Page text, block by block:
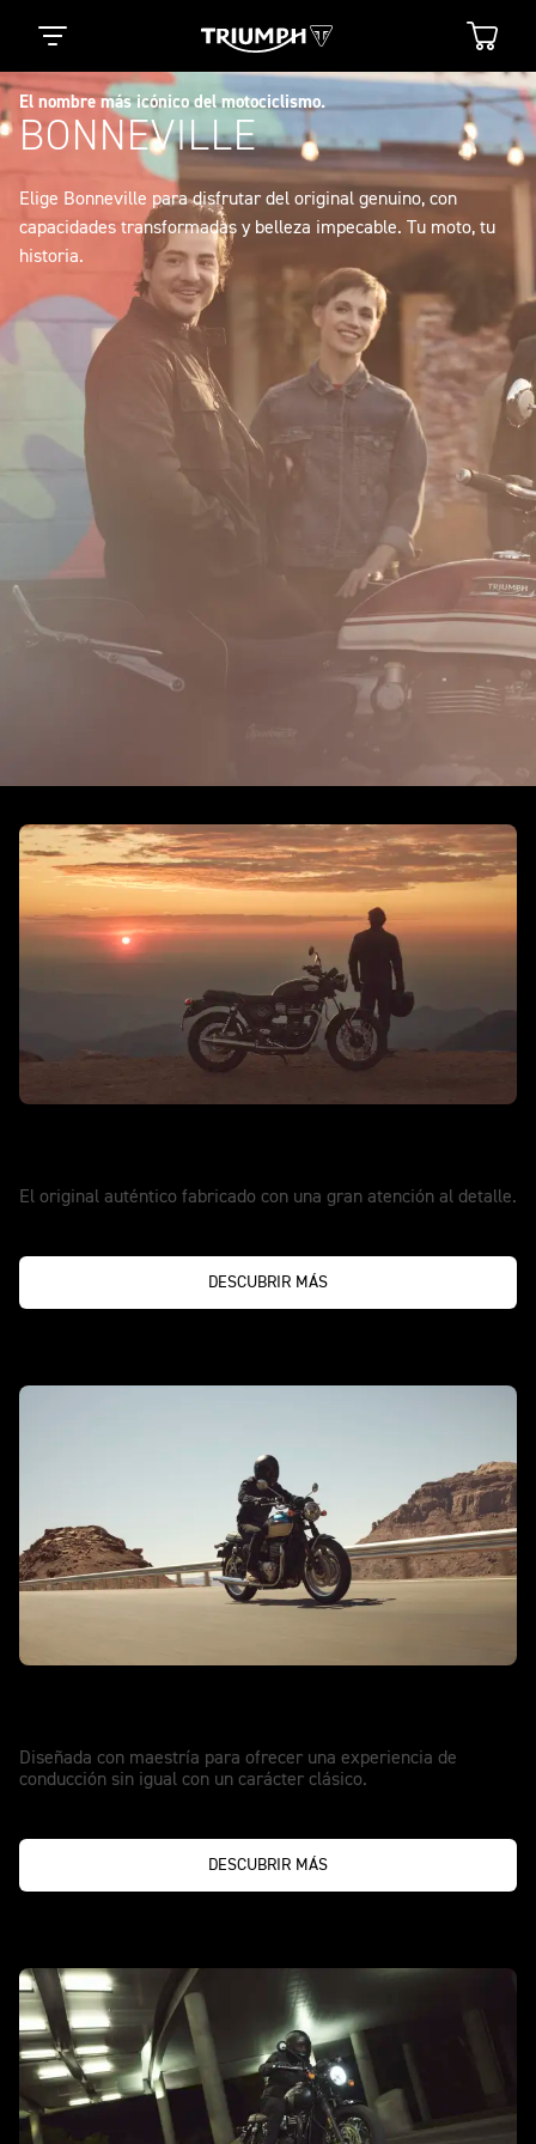
El nombre más icónico del motociclismo.
BONNEVILLE
Elige Bonneville para disfrutar del original genuino, con
capacidades transformadas y belleza impecable. Tu moto, tu
historia.
El original auténtico fabricado con una gran atención al detalle.
DESCUBRIR MÁS
Diseñada con maestría para ofrecer una experiencia de
conducción sin igual con un carácter clásico.
DESCUBRIR MÁS